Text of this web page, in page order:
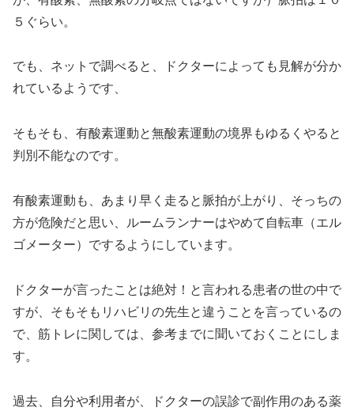
５ぐらい。
でも、ネットで調べると、ドクターによっても見解が分か
れているようです、
そもそも、有酸素運動と無酸素運動の境界もゆるくやると
判別不能なのです。
有酸素運動も、あまり早く走ると脈拍が上がり、そっちの
方が危険だと思い、ルームランナーはやめて自転車（エル
ゴメーター）でするようにしています。
ドクターが言ったことは絶対！と言われる患者の世の中で
すが、そもそもリハビリの先生と違うことを言っているの
で、筋トレに関しては、参考までに聞いておくことにしま
す。
過去、自分や利用者が、ドクターの誤診で副作用のある薬